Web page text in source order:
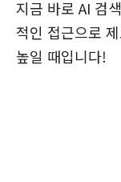
지금 바로 AI 검
적인 접근으로
높일 때입니다!